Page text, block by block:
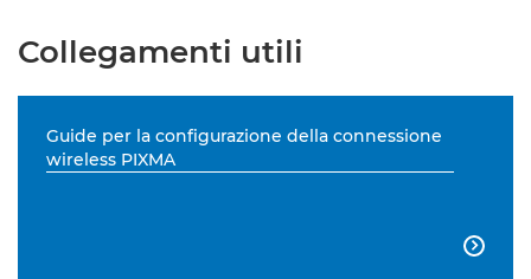
Collegamenti utili
Guide per la configurazione della connessione
wireless PIXMA
